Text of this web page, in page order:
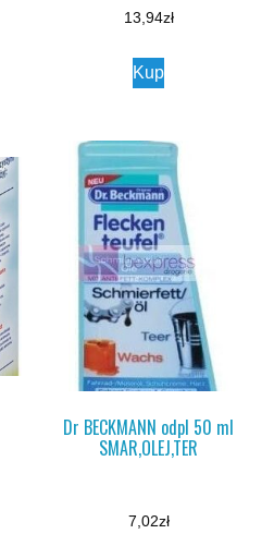
13,94zł
Kup
Dr BECKMANN odpl 50 ml
SMAR,OLEJ,TER
7,02zł